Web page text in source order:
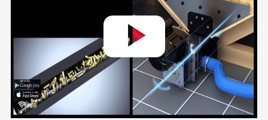
Brennstoffen programmiert werden, was die Entfernung übermäßiger
Aschemengen garantiert. Dank dieser Funktion wurde der Abstand der
notwendigen Stillstandszeiten des Brenners von 3 Tagen auf etwa 2 Wochen
verlängert! (in Abhängigkeit vom Aschegehalt in den Brennstoffen).